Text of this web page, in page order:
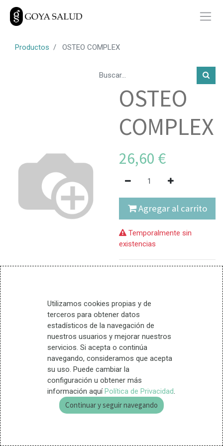
Utilizamos cookies propias y de
terceros para obtener datos
estadísticos de la navegación de
nuestros usuarios y mejorar nuestros
servicios. Si acepta o continúa
navegando, consideramos que acepta
su uso. Puede cambiar la
configuración u obtener más
información aquíPolítica de Privacidad.
Continuar y seguir navegando
Productos OSTEO COMPLEX
OSTEO
COMPLEX
26,60 €
Agregar al carrito
Temporalmente sin
existencias
días)
Modo de empleo
Información adicional